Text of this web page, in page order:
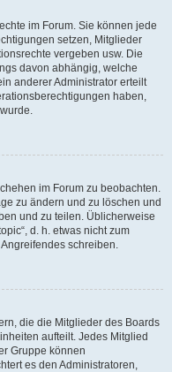
im Forum. Sie können jede
setzen, Mitglieder
vergeben usw. Die
davon abhängig, welche
anderer Administrator erteilt
haben,
im Forum zu beobachten.
zu ändern und zu löschen und
und zu teilen. Üblicherweise
d. h. etwas nicht zum
schreiben.
die die Mitglieder des Boards
aufteilt. Jedes Mitglied
Gruppe können
es den Administratoren,